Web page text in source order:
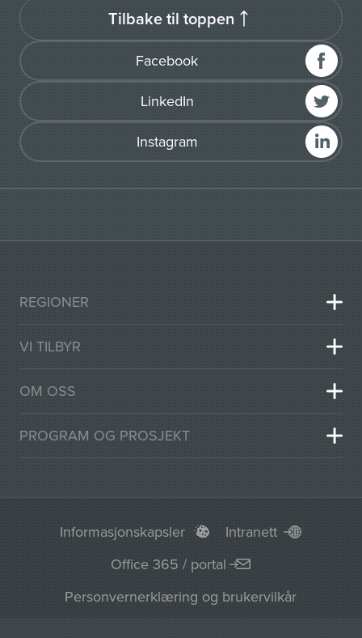
Facebook
LinkedIn
Instagram
Tilbake til toppen
REGIONER
VI TILBYR
OM OSS
PROGRAM OG PROSJEKT
Informasjonskapsler
Intranett
Office 365 / portal
Personvernerklæring og brukervilkår